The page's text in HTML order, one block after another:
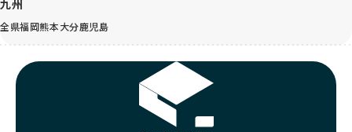
九州
全県福岡熊本大分鹿児島